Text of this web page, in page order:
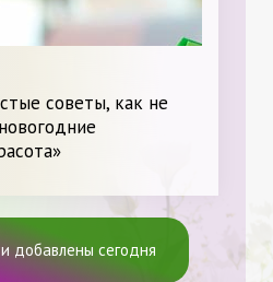
советы, как не
добавлены сегодня